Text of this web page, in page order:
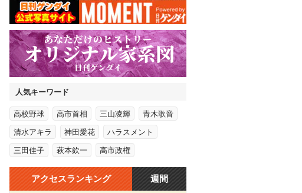
人気キーワード
高校野球 高市首相 三山凌輝 青木歌音
清水アキラ 神田愛花 ハラスメント
三田佳子 萩本欽一 高市政権
アクセスランキング 週間